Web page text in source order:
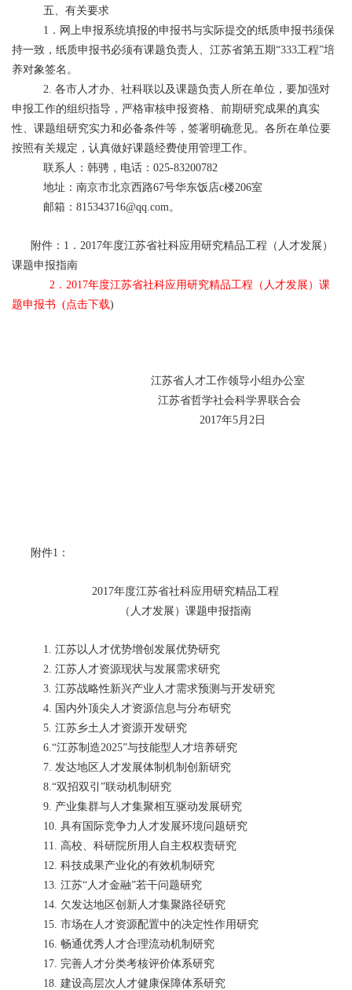
五、有关要求
1．网上申报系统填报的申报书与实际提交的纸质申报书须保
持一致，纸质申报书必须有课题负责人、江苏省第五期“333工程”培
养对象签名。
2. 各市人才办、社科联以及课题负责人所在单位，要加强对
申报工作的组织指导，严格审核申报资格、前期研究成果的真实
性、课题组研究实力和必备条件等，签署明确意见。各所在单位要
按照有关规定，认真做好课题经费使用管理工作。
联系人：韩骋，电话：025-83200782
地址：南京市北京西路67号华东饭店c楼206室
邮箱： 815343716@qq.com。
附件： 1．2017年度江苏省社科应用研究精品工程（人才发展）
课题申报指南
2．2017年度江苏省社科应用研究精品工程（人才发展）课
题申报书 (点击下载)
江苏省人才工作领导小组办公室
江苏省哲学社会科学界联合会
2017年5月2日
附件1：
2017年度江苏省社科应用研究精品工程
（人才发展）课题申报指南
1. 江苏以人才优势增创发展优势研究
2. 江苏人才资源现状与发展需求研究
3. 江苏战略性新兴产业人才需求预测与开发研究
4. 国内外顶尖人才资源信息与分布研究
5. 江苏乡土人才资源开发研究
6.“江苏制造2025”与技能型人才培养研究
7. 发达地区人才发展体制机制创新研究
8.“双招双引”联动机制研究
9. 产业集群与人才集聚相互驱动发展研究
10. 具有国际竞争力人才发展环境问题研究
11. 高校、科研院所用人自主权权责研究
12. 科技成果产业化的有效机制研究
13. 江苏“人才金融”若干问题研究
14. 欠发达地区创新人才集聚路径研究
15. 市场在人才资源配置中的决定性作用研究
16. 畅通优秀人才合理流动机制研究
17. 完善人才分类考核评价体系研究
18. 建设高层次人才健康保障体系研究